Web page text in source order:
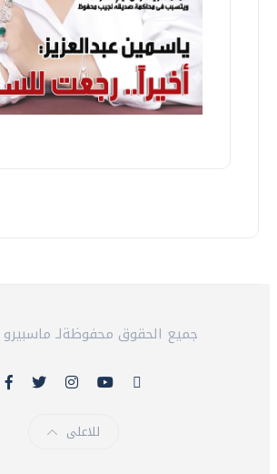
© 2026 جميع الحقوق محفوظةلـ ماسبيرو
للاعلى